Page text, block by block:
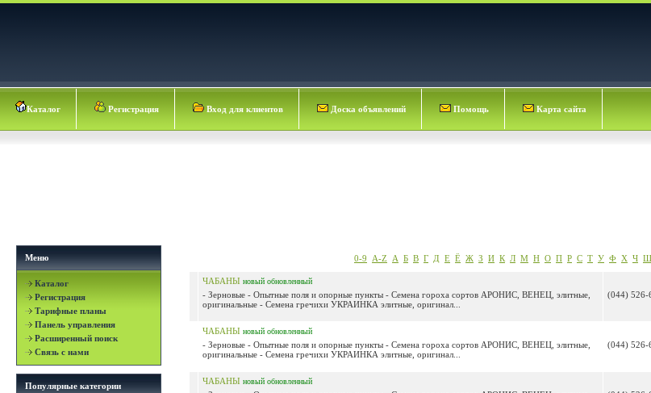
Каталог Регистрация Вход для клиентов Доска объявлений Помощь Карта сайта
Меню
Каталог
Регистрация
Тарифные планы
Панель управления
Расширенный поиск
Связь с нами
Популярные категории
0-9 A-Z А Б В Г Д Е Ё Ж З И К Л М Н О П Р С Т У Ф Х Ч Ш
ЧАБАНЫ новый обновленный
- Зерновые - Опытные поля и опорные пункты - Семена гороха сортов АРОНИС, ВЕНЕЦ, элитные,
оригинальные - Семена гречихи УКРАИНКА элитные, оригинал...
(044) 526-
ЧАБАНЫ новый обновленный
- Зерновые - Опытные поля и опорные пункты - Семена гороха сортов АРОНИС, ВЕНЕЦ, элитные,
оригинальные - Семена гречихи УКРАИНКА элитные, оригинал...
(044) 526-
ЧАБАНЫ новый обновленный